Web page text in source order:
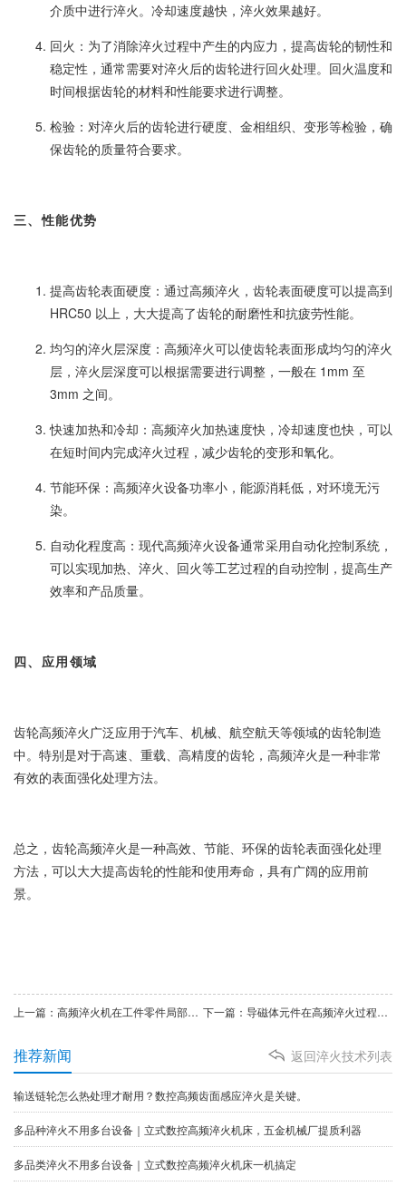
介质中进行淬火。冷却速度越快，淬火效果越好。
回火：为了消除淬火过程中产生的内应力，提高齿轮的韧性和
稳定性，通常需要对淬火后的齿轮进行回火处理。回火温度和
时间根据齿轮的材料和性能要求进行调整。
检验：对淬火后的齿轮进行硬度、金相组织、变形等检验，确
保齿轮的质量符合要求。
三、性能优势
提高齿轮表面硬度：通过高频淬火，齿轮表面硬度可以提高到
HRC50 以上，大大提高了齿轮的耐磨性和抗疲劳性能。
均匀的淬火层深度：高频淬火可以使齿轮表面形成均匀的淬火
层，淬火层深度可以根据需要进行调整，一般在 1mm 至
3mm 之间。
快速加热和冷却：高频淬火加热速度快，冷却速度也快，可以
在短时间内完成淬火过程，减少齿轮的变形和氧化。
节能环保：高频淬火设备功率小，能源消耗低，对环境无污
染。
自动化程度高：现代高频淬火设备通常采用自动化控制系统，
可以实现加热、淬火、回火等工艺过程的自动控制，提高生产
效率和产品质量。
四、应用领域
齿轮高频淬火广泛应用于汽车、机械、航空航天等领域的齿轮制造
中。特别是对于高速、重载、高精度的齿轮，高频淬火是一种非常
有效的表面强化处理方法。
总之，齿轮高频淬火是一种高效、节能、环保的齿轮表面强化处理
方法，可以大大提高齿轮的性能和使用寿命，具有广阔的应用前
景。
上一篇：高频淬火机在工件零件局部加热淬火热处理方面应用 下一篇：导磁体元件在高频淬火过程中的作用原理及注意事项
返回淬火技术列表
推荐新闻
输送链轮怎么热处理才耐用？数控高频齿面感应淬火是关键。
多品种淬火不用多台设备｜立式数控高频淬火机床，五金机械厂提质利器
多品类淬火不用多台设备｜立式数控高频淬火机床一机搞定